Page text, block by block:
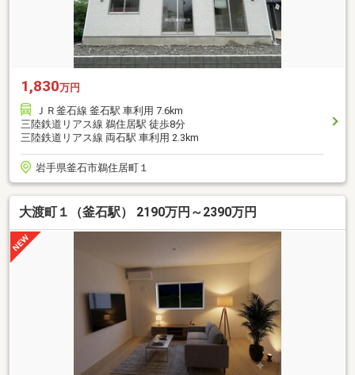
1,830万円
ＪＲ釜石線 釜石駅 車利用 7.6km
三陸鉄道リアス線 鵜住居駅 徒歩8分
三陸鉄道リアス線 両石駅 車利用 2.3km
岩手県釜石市鵜住居町１
大渡町１（釜石駅） 2190万円～2390万円